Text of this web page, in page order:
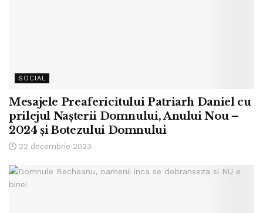
SOCIAL
Mesajele Preafericitului Patriarh Daniel cu
prilejul Nașterii Domnului, Anului Nou –
2024 și Botezului Domnului
22 decembrie 2023